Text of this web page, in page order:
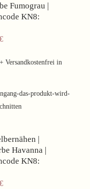
Fumograu |
KN8:
Aktueller
ist:
Versandkostenfrei in
das-produkt-wird-
|
Havanna |
KN8:
Aktueller